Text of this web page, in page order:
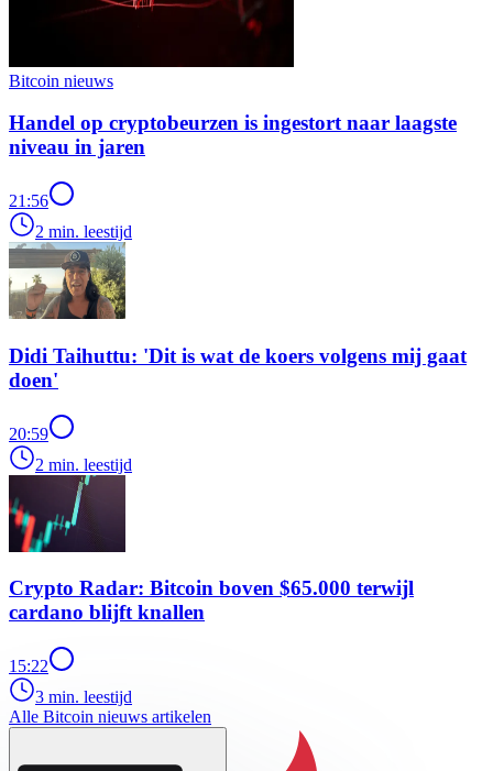
Bitcoin nieuws
Handel op cryptobeurzen is ingestort naar laagste
niveau in jaren
21:56
2 min. leestijd
Didi Taihuttu: 'Dit is wat de koers volgens mij gaat
doen'
20:59
2 min. leestijd
Crypto Radar: Bitcoin boven $65.000 terwijl
cardano blijft knallen
15:22
3 min. leestijd
Alle Bitcoin nieuws artikelen